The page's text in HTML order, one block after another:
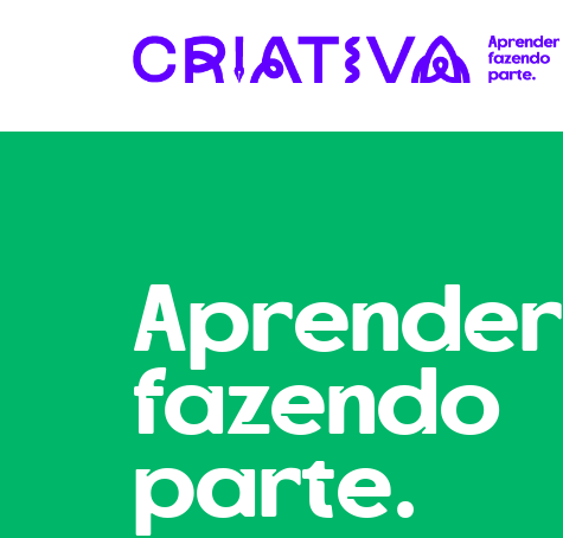
Aprender
fazendo
parte.